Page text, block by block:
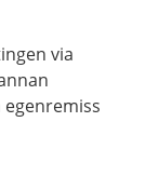
via